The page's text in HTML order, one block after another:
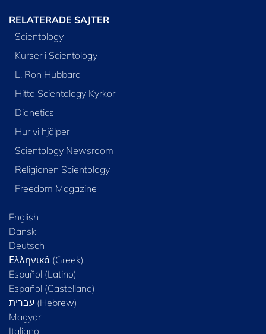
RELATERADE SAJTER
Scientology
Kurser i Scientology
L. Ron Hubbard
Hitta Scientology Kyrkor
Dianetics
Hur vi hjälper
Scientology Newsroom
Religionen Scientology
Freedom Magazine
English
Dansk
Deutsch
Ελληνικά (Greek)
Español (Latino)
Español (Castellano)
Magyar
Italiano